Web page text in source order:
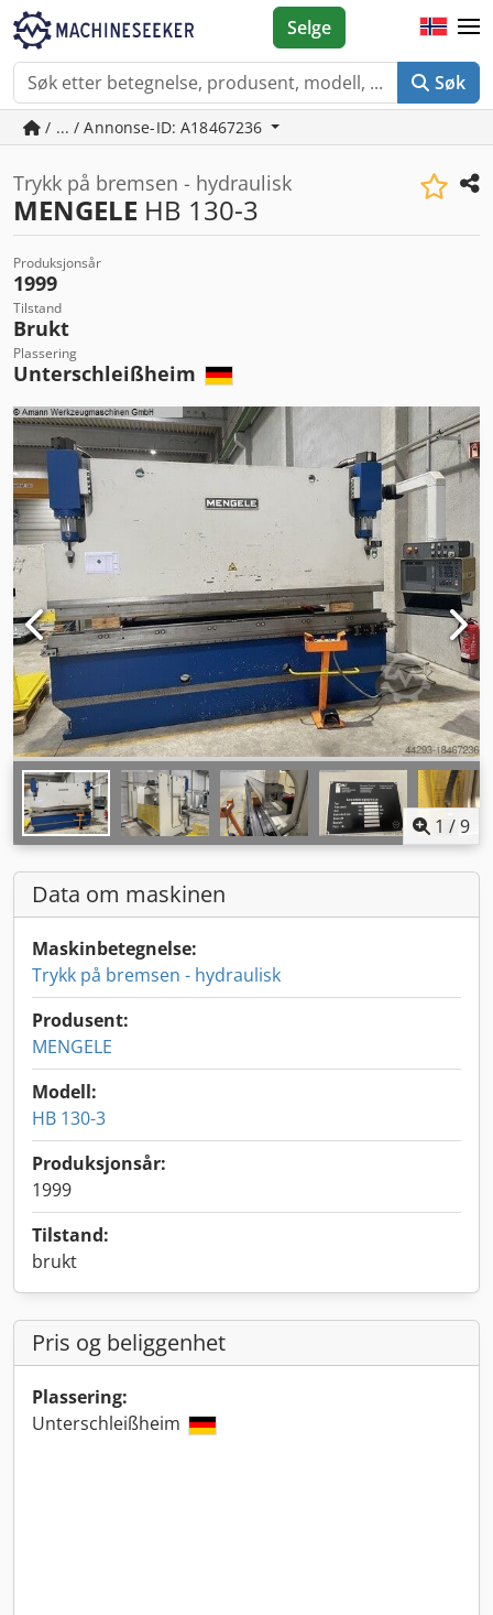
Søk
Selge
/ ... / Annonse-ID: A18467236
Trykk på bremsen - hydraulisk
MENGELE HB 130-3
Produksjonsår
1999
Tilstand
Brukt
Plassering
Unterschleißheim
1 /9
Data om maskinen
Maskinbetegnelse:
Trykk på bremsen - hydraulisk
Produsent:
MENGELE
Modell:
HB 130-3
Produksjonsår:
1999
Tilstand:
brukt
Pris og beliggenhet
Plassering:
Unterschleißheim